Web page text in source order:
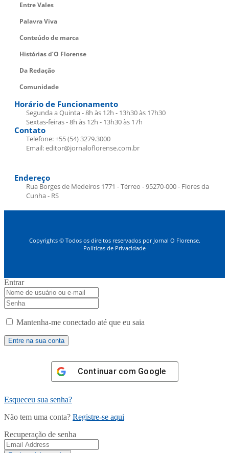
Entre Vales
Palavra Viva
Conteúdo de marca
Histórias d’O Florense
Da Redação
Comunidade
Horário de Funcionamento
Segunda a Quinta - 8h às 12h - 13h30 às 17h30
Sextas-feiras - 8h às 12h - 13h30 às 17h
Contato
Telefone: +55 (54) 3279.3000
Email: editor@jornaloflorense.com.br
Endereço
Rua Borges de Medeiros 1771 - Térreo - 95270-000 - Flores da
Cunha - RS
Copyrights © Todos os direitos reservados por Jornal O Florense.
Políticas de Privacidade
Entrar
Mantenha-me conectado até que eu saia
Continuar com Google
Esqueceu sua senha?
Não tem uma conta? Registre-se aqui
Recuperação de senha